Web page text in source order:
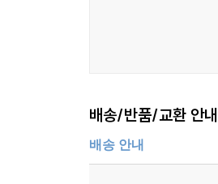
배송/반품/교환 안내
배송 안내